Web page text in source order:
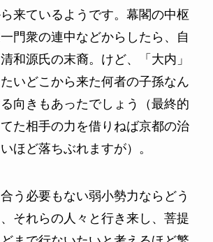
来ているようです。幕閣の中枢
門衆の連中などからしたら、自
和源氏の末裔。けど、「大内」
いどこから来た何者の子孫なん
向きもあったでしょう（最終的
た相手の力を借りねば京都の治
ほど落ちぶれますが）。
う必要もない弱小勢力ならどう
それらの人々と行き来し、菩提